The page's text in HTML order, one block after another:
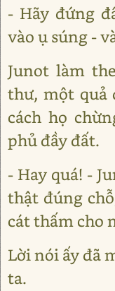
- Hãy đứng
vào ụ súng -
Junot làm
thư, một quả
cách họ
phủ đầy đất.
- Hay quá! -
thật đúng
cát thấm cho
Lời nói ấy đã
ta.